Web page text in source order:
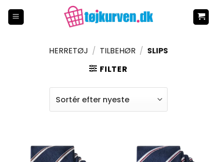
HERRETØJ / TILBEHØR / SLIPS
FILTER